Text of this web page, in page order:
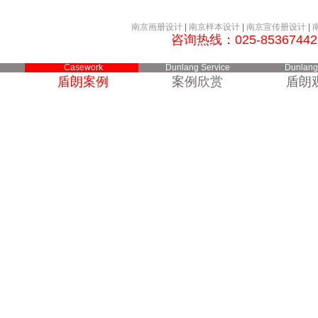
南京画册设计| 南京样本设计| 南京宣传册设计|
咨询热线： 025-
Casework
盾朗案例
Dunlang Service
案例欣赏 盾朗